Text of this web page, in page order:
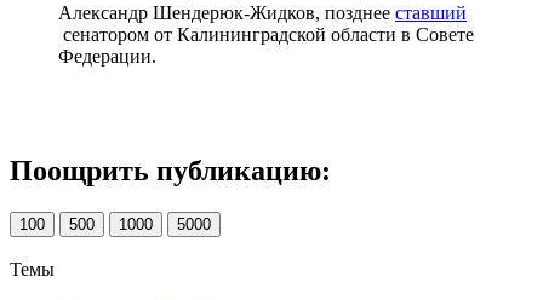
Александр Шендерюк-Жидков, позднее ставший
сенатором от Калининградской области в Совете
Федерации.
Поощрить публикацию:
100 500 1000 5000
Темы